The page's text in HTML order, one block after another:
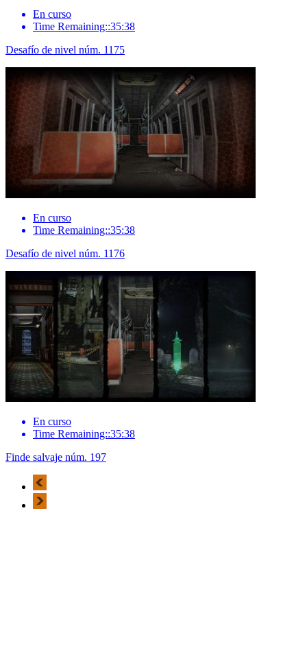
En curso
Time Remaining::35:38
Desafío de nivel núm. 1175
En curso
Time Remaining::35:38
Desafío de nivel núm. 1176
En curso
Time Remaining::35:38
Finde salvaje núm. 197